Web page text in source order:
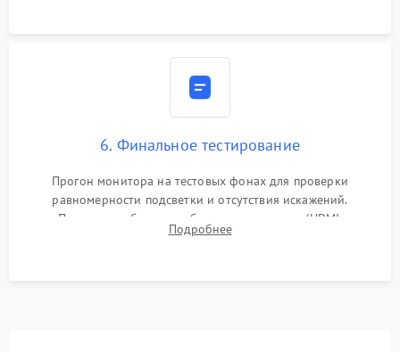
6. Финальное тестирование
Прогон монитора на тестовых фонах для проверки
равномерности подсветки и отсутствия искажений.
Проверка работоспособности всех портов (HDMI,
DisplayPort, VGA) и кнопок управления под нагрузкой в
Подробнее